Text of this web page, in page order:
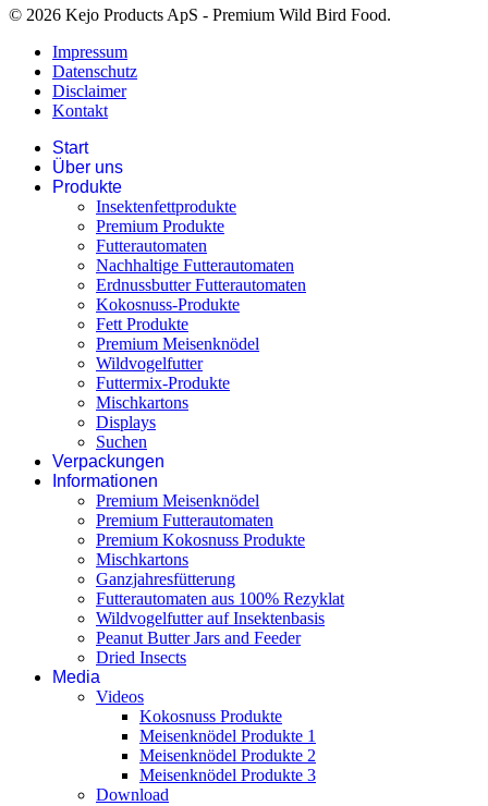
© 2026 Kejo Products ApS - Premium Wild Bird Food.
Impressum
Datenschutz
Disclaimer
Kontakt
Start
Über uns
Produkte
Insektenfettprodukte
Premium Produkte
Futterautomaten
Nachhaltige Futterautomaten
Erdnussbutter Futterautomaten
Kokosnuss-Produkte
Fett Produkte
Premium Meisenknödel
Wildvogelfutter
Futtermix-Produkte
Mischkartons
Displays
Suchen
Verpackungen
Informationen
Premium Meisenknödel
Premium Futterautomaten
Premium Kokosnuss Produkte
Mischkartons
Ganzjahresfütterung
Futterautomaten aus 100% Rezyklat
Wildvogelfutter auf Insektenbasis
Peanut Butter Jars and Feeder
Dried Insects
Media
Videos
Kokosnuss Produkte
Meisenknödel Produkte 1
Meisenknödel Produkte 2
Meisenknödel Produkte 3
Download